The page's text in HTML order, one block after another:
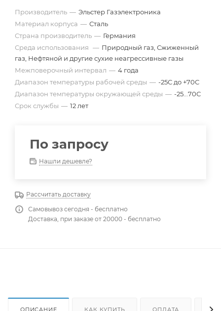
Производитель — Эльстер Газэлектроника
Материал корпуса — Сталь
Страна производитель — Германия
Среда использования — Природный газ, Сжиженный
газ, Нефтяной и другие сухие неагрессивные газы
Межповерочный интервал — 4 года
Диапазон температуры рабочей среды — -25С до +70С
Диапазон температуры окружающей среды — -25...70С
Срок службы — 12 лет
По запросу
Нашли дешевле?
Рассчитать доставку
Самовывоз сегодня - бесплатно
Доставка, при заказе от 20000 - бесплатно
ОПИСАНИЕ КАК КУПИТЬ ОПЛАТА